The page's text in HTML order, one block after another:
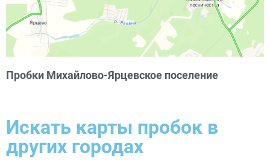
Пробки Михайлово-Ярцевское поселение
Искать карты пробок в
других городах